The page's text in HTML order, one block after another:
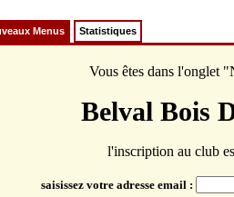
Menus Statistiques
Vous êtes dans l'onglet
Belval Bois
l'inscription au club
saisissez votre adresse email :